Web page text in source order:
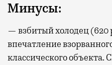
Минусы:
— взбитый холодец (620
впечатление
классического объекта.